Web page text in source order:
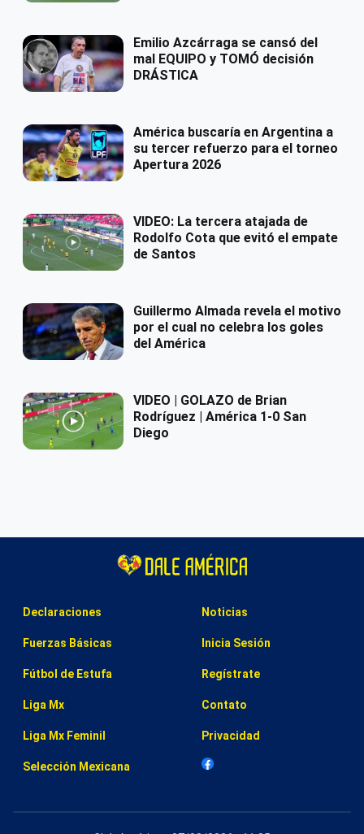
Emilio Azcárraga se cansó del
mal EQUIPO y TOMÓ decisión
DRÁSTICA
América buscaría en Argentina a
su tercer refuerzo para el torneo
Apertura 2026
VIDEO: La tercera atajada de
Rodolfo Cota que evitó el empate
de Santos
Guillermo Almada revela el motivo
por el cual no celebra los goles
del América
VIDEO | GOLAZO de Brian
Rodríguez | América 1-0 San
Diego
Declaraciones
Fuerzas Básicas
Fútbol de Estufa
Liga Mx
Liga Mx Feminil
Selección Mexicana
Noticias
Inicia Sesión
Regístrate
Contato
Privacidad